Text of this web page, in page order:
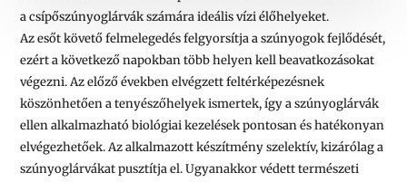
a csípőszúnyoglárvák számára ideális vízi élőhelyeket.
Az esőt követő felmelegedés felgyorsítja a szúnyogok fejlődését,
ezért a következő napokban több helyen kell beavatkozásokat
végezni. Az előző években elvégzett feltérképezésnek
köszönhetően a tenyészőhelyek ismertek, így a szúnyoglárvák
ellen alkalmazható biológiai kezelések pontosan és hatékonyan
elvégezhetőek. Az alkalmazott készítmény szelektív, kizárólag a
szúnyoglárvákat pusztítja el. Ugyanakkor védett természeti